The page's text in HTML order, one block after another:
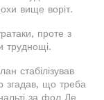
вище воріт.
проте з
труднощі.
стабілізував
згадав, що треба
за фол Де